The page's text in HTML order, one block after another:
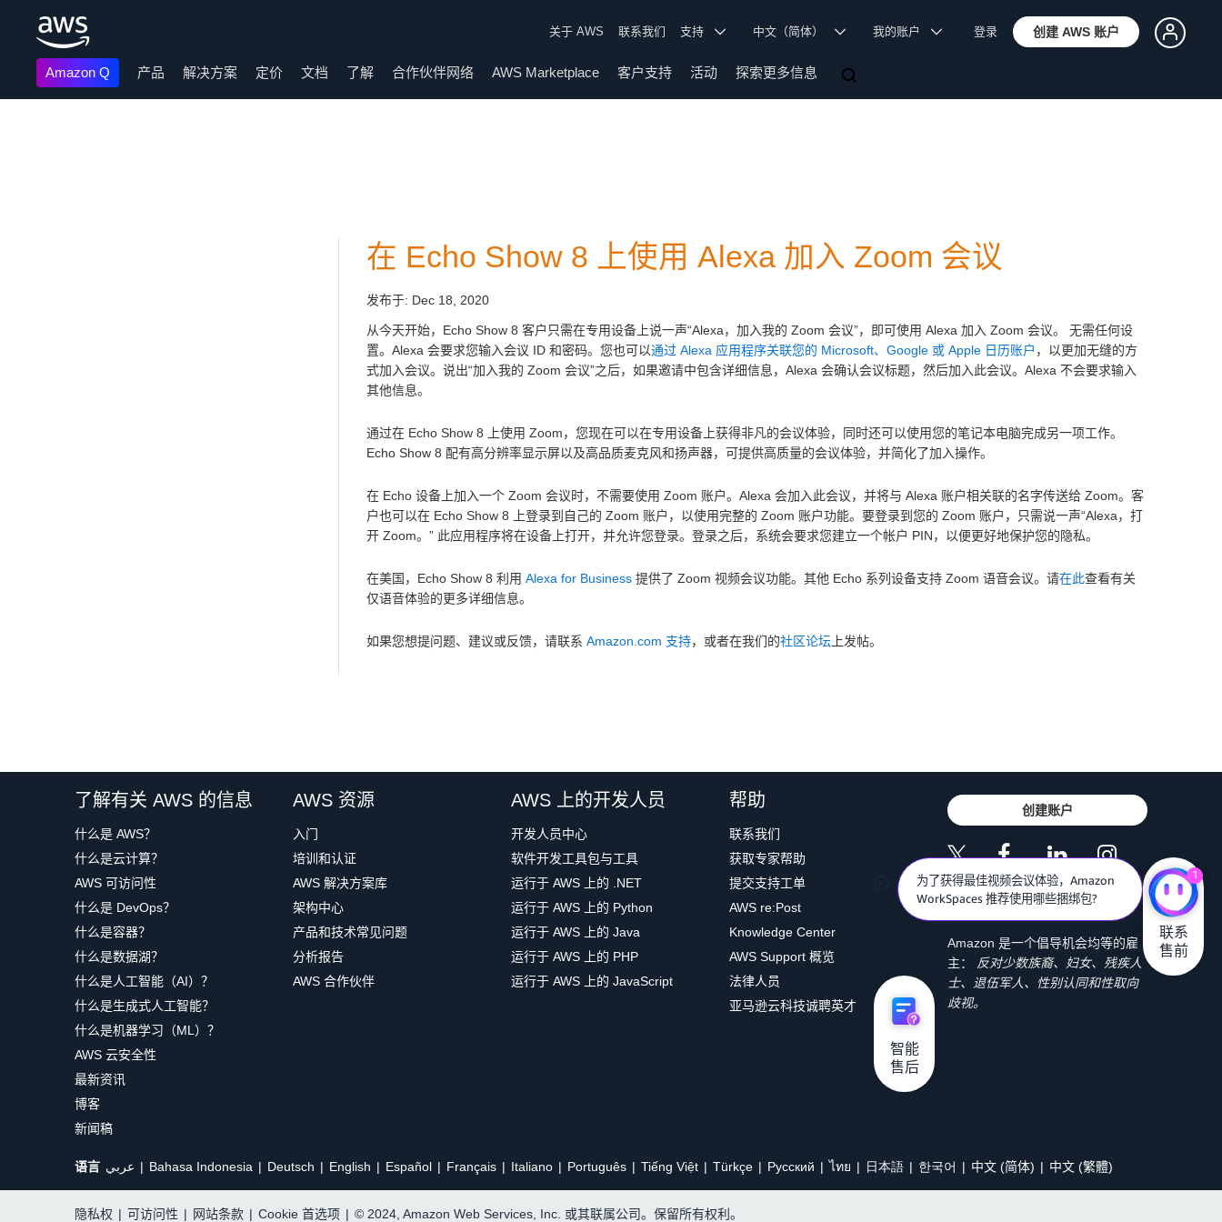
关于 AWS 联系我们 支持 中文（简体） 我的账户 登录 创建 AWS 账户
Amazon Q 产品 解决方案 定价 文档 了解 合作伙伴网络 AWS Marketplace 客户支持 活动 探索更多信息
在 Echo Show 8 上使用 Alexa 加入 Zoom 会议
发布于: Dec 18, 2020
从今天开始，Echo Show 8 客户只需在专用设备上说一声“Alexa，加入我的 Zoom 会议”，即可使用 Alexa 加入 Zoom 会议。 无需任何设
置。Alexa 会要求您输入会议 ID 和密码。您也可以通过 Alexa 应用程序关联您的 Microsoft、Google 或 Apple 日历账户 ，以更加无缝的方
式加入会议。说出“加入我的 Zoom 会议”之后，如果邀请中包含详细信息，Alexa 会确认会议标题，然后加入此会议。Alexa 不会要求输入
其他信息。
通过在 Echo Show 8 上使用 Zoom，您现在可以在专用设备上获得非凡的会议体验，同时还可以使用您的笔记本电脑完成另一项工作。
Echo Show 8 配有高分辨率显示屏以及高品质麦克风和扬声器，可提供高质量的会议体验，并简化了加入操作。
在 Echo 设备上加入一个 Zoom 会议时，不需要使用 Zoom 账户。Alexa 会加入此会议，并将与 Alexa 账户相关联的名字传送给 Zoom。客
户也可以在 Echo Show 8 上登录到自己的 Zoom 账户，以使用完整的 Zoom 账户功能。要登录到您的 Zoom 账户，只需说一声“Alexa，打
开 Zoom。” 此应用程序将在设备上打开，并允许您登录。登录之后，系统会要求您建立一个帐户 PIN，以便更好地保护您的隐私。
在美国，Echo Show 8 利用 Alexa for Business 提供了 Zoom 视频会议功能。其他 Echo 系列设备支持 Zoom 语音会议。请在此查看有关
仅语音体验的更多详细信息。
如果您想提问题、建议或反馈，请联系 Amazon.com 支持，或者在我们的社区论坛 上发帖。
了解有关 AWS 的信息
什么是 AWS？
什么是云计算？
AWS 可访问性
什么是 DevOps？
什么是容器？
什么是数据湖？
什么是人工智能（AI）？
什么是生成式人工智能？
什么是机器学习（ML）？
AWS 云安全性
最新资讯
博客
新闻稿
AWS 资源
入门
培训和认证
AWS 解决方案库
架构中心
产品和技术常见问题
分析报告
AWS 合作伙伴
AWS 上的开发人员
开发人员中心
软件开发工具包与工具
运行于 AWS 上的 .NET
运行于 AWS 上的 Python
运行于 AWS 上的 Java
运行于 AWS 上的 PHP
运行于 AWS 上的 JavaScript
帮助
联系我们
获取专家帮助
提交支持工单
AWS re:Post
Knowledge Center
AWS Support 概览
法律人员
亚马逊云科技诚聘英才
创建账户
Amazon 是一个倡导机会均等的雇
主：
反对少数族裔、妇女、残疾人
士、退伍军人、性别认同和性取向
歧视。
语言 عربي Bahasa Indonesia Deutsch English Español Français Italiano Português Tiếng Việt Türkçe Ρусский ไทย 日本語 한국어 中文 (简体) 中文 (繁體)
隐私权 | 可访问性 | 网站条款 | Cookie 首选项 | © 2024, Amazon Web Services, Inc. 或其联属公司。保留所有权利。
为了获得最佳视频会议体验，Amazon
WorkSpaces 推荐使用哪些捆绑包?
1
联系
售前
智能
售后